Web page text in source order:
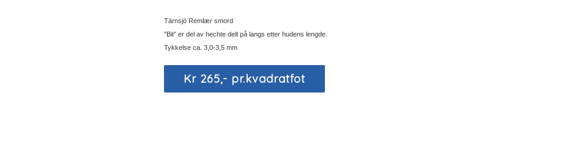
Tärnsjö Remlær smord
"Bit" er del av hechte delt på langs etter hudens lengde.
Tykkelse ca. 3,0-3,5 mm
Kr 265,- pr.kvadratfot